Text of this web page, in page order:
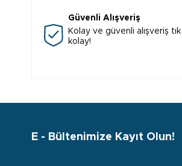
Güvenli Alışveriş
Kolay ve güvenli alışveriş
kolay!
E - Bültenimize Kayıt Olun!